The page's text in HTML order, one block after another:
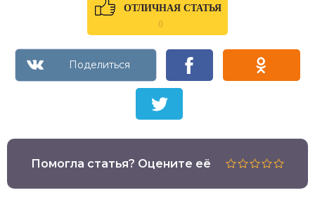
ОТЛИЧНАЯ СТАТЬЯ
0
Помогла статья? Оцените её